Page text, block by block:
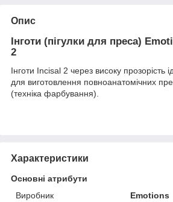
Опис
Інготи (пігулки для преса)
2
Інготи Incisal 2 через високу прозорість
для виготовлення повноанатомічних
(техніка фарбування).
Характеристики
Основні атрибути
Виробник
Emotions